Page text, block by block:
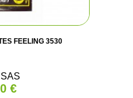
FEELING 3530
€